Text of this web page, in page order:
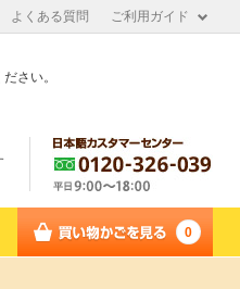
よくある質問 ご利用ガイド
さい。
0